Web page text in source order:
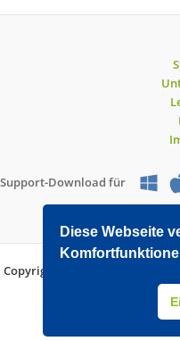
Support-Download für
Copyright © 2026 O&V DATEC
Diese Webseite